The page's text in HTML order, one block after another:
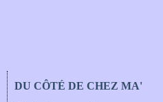
DU CÔTÉ DE CHEZ MA'